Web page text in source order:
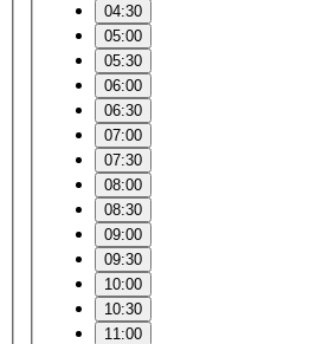
04:30
05:00
05:30
06:00
06:30
07:00
07:30
08:00
08:30
09:00
09:30
10:00
10:30
11:00